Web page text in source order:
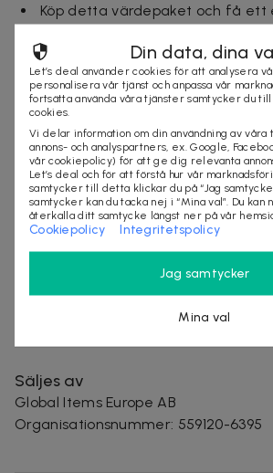
Köp detta värdepaket och få ett
elegant, attraktiv silverfinish
hållare passar både män och
x 0,1 cm.
Villkor
Frakt tillkommer
Leveranstid: 6-12 arbetsdagar
Mer om produkten
Smidiga korthållare som skyddar
Två st korthållare med två olika
Säljes av
Global Items Europe AB
Organisationsnummer: 559120-6395
Din data, dina
Let’s deal använder cookies för att analysera
personalisera vår tjänst och anpassa vår
fortsätta använda våra tjänster samtycker du till
cookies.
Vi delar information om din användning av
annons- och analyspartners, ex. Google,
vår cookiepolicy) för att ge dig relevanta
Let’s deal och för att förstå hur vår
samtycker till detta klickar du på “Jag
samtycker kan du tacka nej i “Mina val”. Du kan
återkalla ditt samtycke längst ner på vår
Cookiepolicy Integritetspolicy
Jag samtycker
Mina val